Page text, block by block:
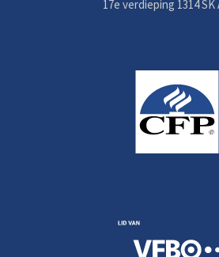
17e verdieping 1314 SK